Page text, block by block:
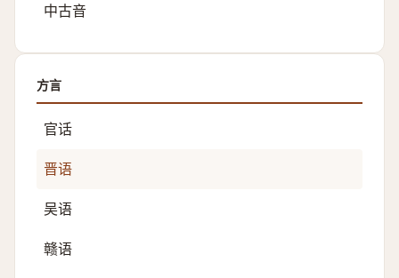
中古音
方言
官话
晋语
吴语
赣语